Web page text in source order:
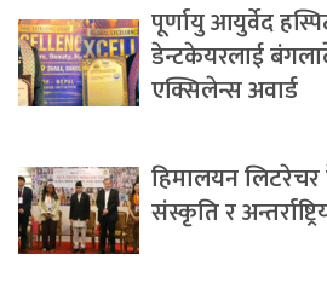
पूर्णायु आयुर्वेद
डेन्टकेयरलाई
एक्सिलेन्स अवार्ड
हिमालयन लिटरेचर
संस्कृति र